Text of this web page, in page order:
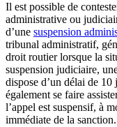
Il est possible de
administrative ou
d’une suspension
tribunal administratif,
droit routier lorsque la
suspension judiciaire,
dispose d’un délai de
également se faire
l’appel est suspensif, à
immédiate de la sanction.